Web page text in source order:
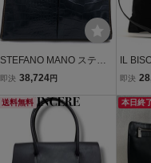
STEFANO MANO ステフ
ァノマーノ ビジネスバッ
A4サイズ収納可 2WAY シ
ョルダーバッグ クロコ型
押し 定番
即決 38,724円
IL
ビジネ
ザー
ユニ
WAY
即決
送料無料 本日終